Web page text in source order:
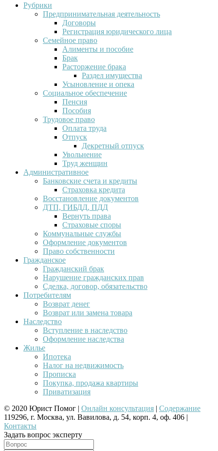
Рубрики
Предпринимательная деятельность
Договоры
Регистрация юридического лица
Семейное право
Алименты и пособие
Брак
Расторжение брака
Раздел имущества
Усыновление и опека
Социальное обеспечение
Пенсия
Пособия
Трудовое право
Оплата труда
Отпуск
Декретный отпуск
Увольнение
Труд женщин
Административное
Банковские счета и кредиты
Страховка кредита
Восстановление документов
ДТП, ГИБДД, ПДД
Вернуть права
Страховые споры
Коммунальные службы
Оформление документов
Право собственности
Гражданское
Гражданский брак
Нарушение гражданских прав
Сделка, договор, обязательство
Потребителям
Возврат денег
Возврат или замена товара
Наследство
Вступление в наследство
Оформление наследства
Жилье
Ипотека
Налог на недвижимость
Прописка
Покупка, продажа квартиры
Приватизация
© 2020 Юрист Помог | Онлайн консультация | Содержание
119296, г. Москва, ул. Вавилова, д. 54, корп. 4, оф. 406 |
Контакты
Задать вопрос эксперту